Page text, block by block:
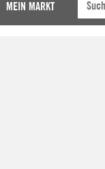
MEIN MARKT